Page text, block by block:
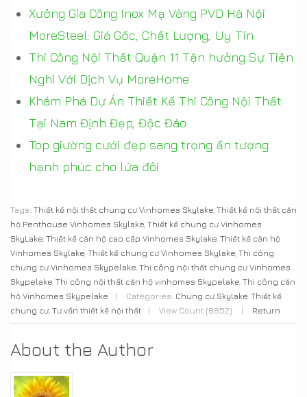
Xưởng Gia Công Inox Mạ Vàng PVD Hà Nội
MoreSteel: Giá Gốc, Chất Lượng, Uy Tín
Thi Công Nội Thất Quận 11 Tận hưởng Sự Tiện
Nghi Với Dịch Vụ MoreHome
Khám Phá Dự Án Thiết Kế Thi Công Nội Thất
Tại Nam Định Đẹp, Độc Đáo
Top giường cưới đẹp sang trọng ấn tượng
hạnh phúc cho lứa đôi
Tags: Thiết kế nội thất chung cư Vinhomes Skylake, Thiết kế nội thất căn
hộ Penthouse Vinhomes Skylake, Thiết kế chung cư Vinhomes
SkyLake, Thiết kế căn hộ cao cấp Vinhomes Skylake, Thiết kế căn hộ
Vinhomes Skylake, Thiết kế chung cư Vinhomes Skylake, Thi công
chung cư Vinhomes Skypelake, Thi công nội thất chung cư Vinhomes
Skypelake, Thi công nội thất căn hộ vinhomes Skypelake, Thi công căn
hộ Vinhomes Skypelake
| Categories: Chung cư Skylake, Thiết kế
chung cư, Tư vấn thiết kế nội thất | View Count (8852) | Return
About the Author